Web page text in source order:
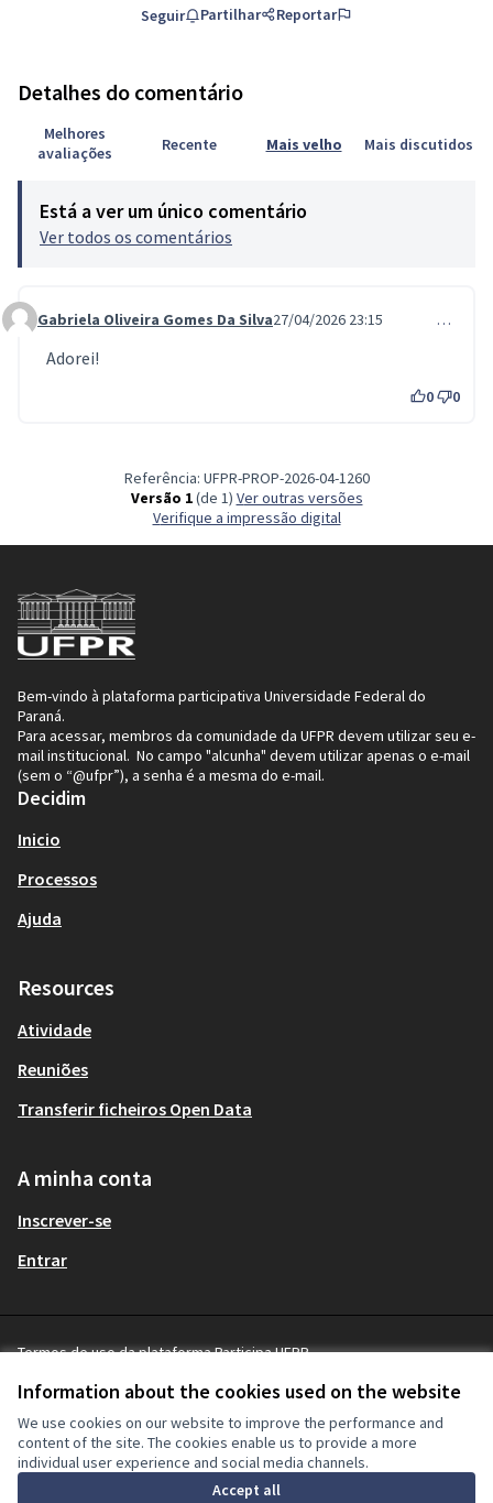
Information about the cookies used on the website
We use cookies on our website to improve the performance and
content of the site. The cookies enable us to provide a more
individual user experience and social media channels.
Accept all
Seguir Partilhar Reportar
Detalhes do comentário
Melhores
avaliações
Recente Mais velho Mais discutidos
Está a ver um único comentário
Ver todos os comentários
Comment 1452
Gabriela Oliveira Gomes Da Silva27/04/2026 23:15 …
Adorei!
0 0
Referência: UFPR-PROP-2026-04-1260
Versão 1(de 1) ver outras versões
Verifique a impressão digital
Bem-vindo à plataforma participativa Universidade Federal do
Paraná.
Para acessar, membros da comunidade da UFPR devem utilizar seu e-
mail institucional. No campo "alcunha" devem utilizar apenas o e-mail
(sem o “@ufpr”), a senha é a mesma do e-mail.
Decidim
Inicio
Processos
Ajuda
Resources
Atividade
Reuniões
Transferir ficheiros Open Data
A minha conta
Inscrever-se
Entrar
Termos de uso da plataforma Participa UFPR
Cookie settings
Licença